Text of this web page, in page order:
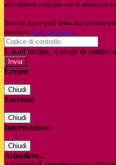
all'indirizzo indicato con le istruzioni
Non hai una e-mail associata al nome
tramite la Login Spaggiari
E-mail inviata, si prega di
Errore
Chiudi
Successo
Chiudi
Informazione
Chiudi
Attendere...